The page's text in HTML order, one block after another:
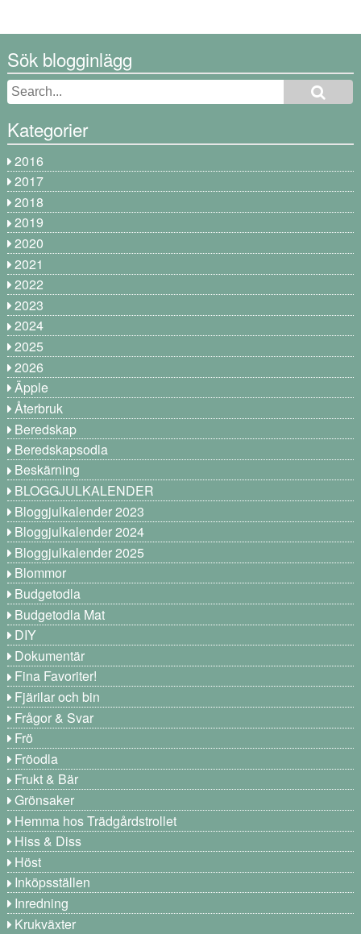
Sök blogginlägg
Kategorier
2016
2017
2018
2019
2020
2021
2022
2023
2024
2025
2026
Äpple
Återbruk
Beredskap
Beredskapsodla
Beskärning
BLOGGJULKALENDER
Bloggjulkalender 2023
Bloggjulkalender 2024
Bloggjulkalender 2025
Blommor
Budgetodla
Budgetodla Mat
DIY
Dokumentär
Fina Favoriter!
Fjärilar och bin
Frågor & Svar
Frö
Fröodla
Frukt & Bär
Grönsaker
Hemma hos Trädgårdstrollet
Hiss & Diss
Höst
Inköpsställen
Inredning
Krukväxter